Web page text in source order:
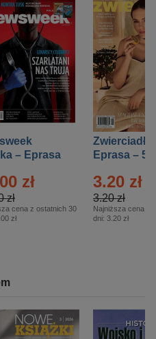
– Eprasa
zł
zł
cena z ostatnich 30
zł
Zwierciadło
Eprasa – 5/
3.20 zł
3.20 zł
Najniższa cena z
dni: 3.20 zł